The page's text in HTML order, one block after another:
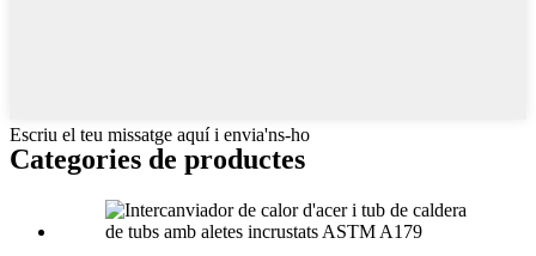
Escriu el teu missatge aquí i envia'ns-ho
Categories de productes